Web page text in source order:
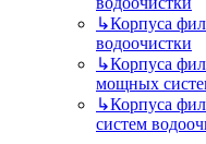
↳Корпуса
водоочистки
↳Корпуса
мощных
↳Корпуса
систем